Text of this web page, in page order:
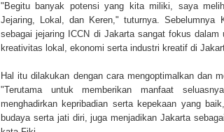
"Begitu banyak potensi yang kita miliki, saya
Jejaring, Lokal, dan Keren," tuturnya.
sebagai jejaring ICCN di Jakarta sangat fokus
kreativitas lokal, ekonomi serta industri kreatif di
Hal itu dilakukan dengan cara mengoptimalkan dan
"Terutama untuk memberikan manfaat
menghadirkan kepribadian serta kepekaan yang
budaya serta jati diri, juga menjadikan Jakarta